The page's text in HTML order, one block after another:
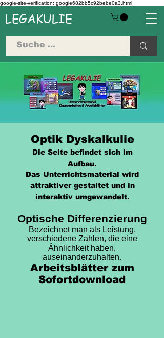
google-site-verification: google682bb5c92bebe0a3.html
LEGAKULIE
Optik Dyskalkulie
Die Seite befindet sich im
Aufbau.
Das Unterrichtsmaterial wird
attraktiver gestaltet und in
interaktiv umgewandelt.
Optische Differenzierung
Bezeichnet man als Leistung,
verschiedene Zahlen, die eine
Ähnlichkeit haben,
auseinanderzuhalten.
Arbeitsblätter zum
Sofortdownload